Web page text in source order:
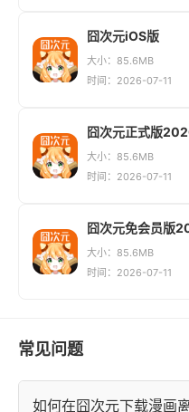
囧次元iOS版
大小：85.6MB
时间：2026-07-11
囧次元正式版
大小：85.6MB
时间：2026-07-11
囧次元免会员版
大小：85.6MB
时间：2026-07-11
常见问题
如何在囧次元下载漫画